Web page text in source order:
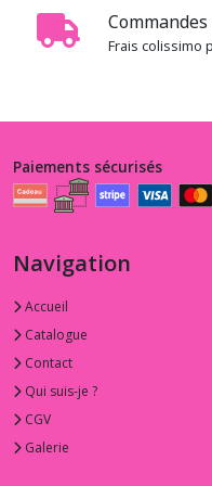
Frais colissimo
Paiements sécurisés
Navigation
Accueil
Catalogue
Contact
Qui suis-je ?
CGV
Galerie